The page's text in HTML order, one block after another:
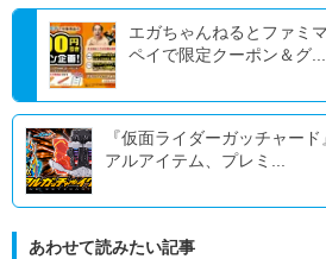
エガちゃんねるとファミ
ペイで限定クーポン＆グ...
『仮面ライダーガッチャー
アルアイテム、プレミ...
あわせて読みたい記事